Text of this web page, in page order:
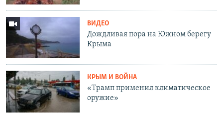
ВИДЕО
Дождливая пора на Южном берегу
Крыма
КРЫМ И ВОЙНА
«Трамп применил климатическое
оружие»